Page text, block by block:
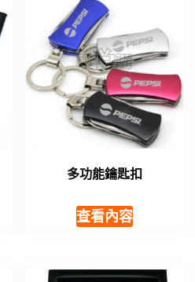
多功能鑰匙扣
查看內容